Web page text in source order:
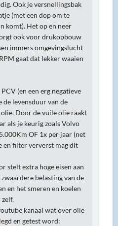
Ook je versnellingsbak
(met een dop om te
komt). Het op en neer
ook voor drukopbouw
immers omgevingslucht
gaat dat lekker waaien
(en een erg negatieve
de levensduur van de
Door de vuile olie raakt
als je keurig zoals Volvo
OF 1x per jaar (net
en filter ververst mag dit
stelt extra hoge eisen aan
belasting van de
en het smeren en koelen
kanaal wat over olie
en getest word: